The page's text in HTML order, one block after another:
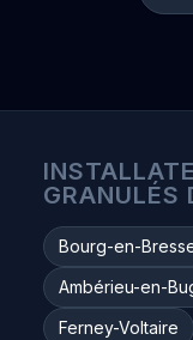
GRANULÉS
Bourg-en-
Ambérieu-en-
Ferney-Voltaire